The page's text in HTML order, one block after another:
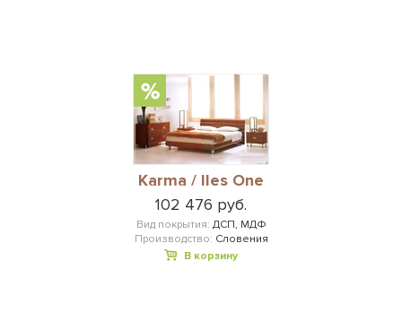
Karma / Iles One
102 476 руб.
Вид покрытия: ДСП, МДФ
Производство: Словения
В корзину